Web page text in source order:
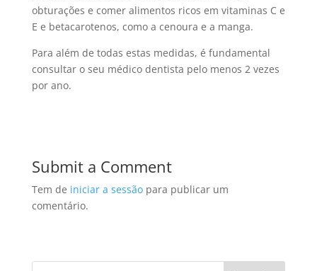
obturações e comer alimentos ricos em vitaminas C e
E e betacarotenos, como a cenoura e a manga.
Para além de todas estas medidas, é fundamental
consultar o seu médico dentista pelo menos 2 vezes
por ano.
Submit a Comment
Tem de iniciar a sessãopara publicar um
comentário.